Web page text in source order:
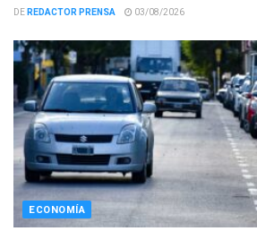
DEREDACTOR PRENSA 03/08/2026
ECONOMÍA